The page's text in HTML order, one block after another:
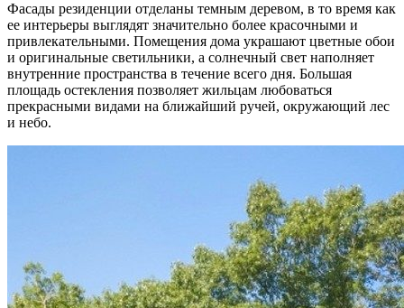
Фасады резиденции отделаны темным деревом, в то время как
ее интерьеры выглядят значительно более красочными и
привлекательными. Помещения дома украшают цветные обои
и оригинальные светильники, а солнечный свет наполняет
внутренние пространства в течение всего дня. Большая
площадь остекления позволяет жильцам любоваться
прекрасными видами на ближайший ручей, окружающий лес
и небо.